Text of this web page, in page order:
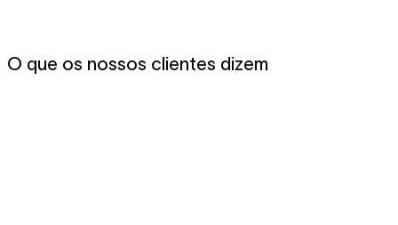
O que os nossos clientes dizem